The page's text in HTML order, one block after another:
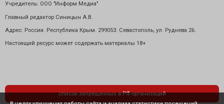
Учредитель: ООО "Информ Медиа"
Главный редактор Синицын А.В.
Адрес: Россия. Республика Крым. 299053. Севастополь, ул. Руднева 26.
Настоящий ресурс может содержать материалы 18+
список запрещенных в РФ организаций